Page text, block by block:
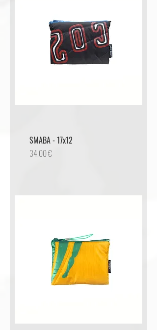
SMABA - 17x12
Preis
34,00 €